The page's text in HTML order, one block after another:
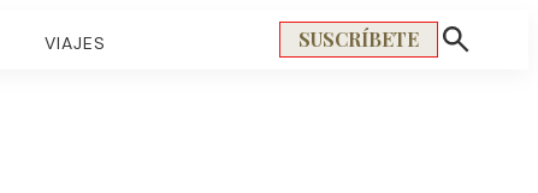
VIAJES SUSCRÍBETE
Mostrar